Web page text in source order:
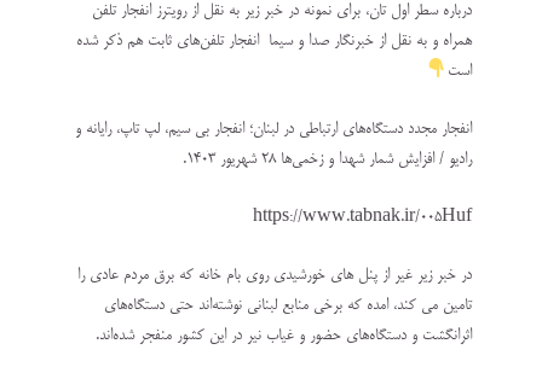
درباره سطر اول تان، برای نمونه در خبر زیر به نقل از رویترز انفجار تلفن
همراه و به نقل از خبرنگار صدا و سیما انفجار تلفن‌های ثابت هم ذکر شده
است
انفجار مجدد دستگاه‌های ارتباطی در لبنان؛ انفجار بی سیم، لپ تاپ، رایانه و
رادیو / افزایش شمار شهدا و زخمی‌ها ۲۸ شهريور ۱۴۰۳.
https://www.tabnak.ir/005Huf
در خبر زیر غیر از پنل های خورشیدی روی بام خانه که برق مردم عادی را
تامین می کند، امده که برخی منابع لبنانی نوشته‌اند حتی دستگاه‌های
اثرانگشت و دستگاه‌های حضور و غیاب نیر در این کشور منفجر شده‌اند.